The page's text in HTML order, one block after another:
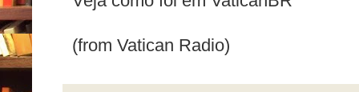
(from Vatican Radio)